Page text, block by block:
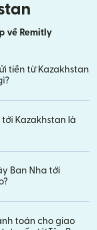
về Remitly
tiền từ Kazakhstan
Kazakhstan là
Ban Nha tới
toán cho giao